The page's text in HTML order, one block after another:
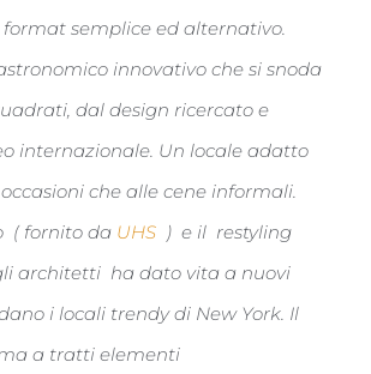
semplice ed alternativo.
innovativo che si snoda
dal design ricercato e
internazionale. Un locale adatto
che alle cene informali.
( fornito da UHS ) e il restyling
architetti ha dato vita a nuovi
i locali trendy di New York. Il
a tratti elementi